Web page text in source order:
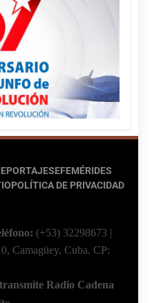
EFEMÉRIDES
POLÍTICA DE PRIVACIDAD
(+53) 32298673 |
Camagüey, Cuba. CP:
Radio Cadena